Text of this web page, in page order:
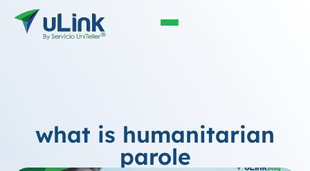
what is humanitarian
parole